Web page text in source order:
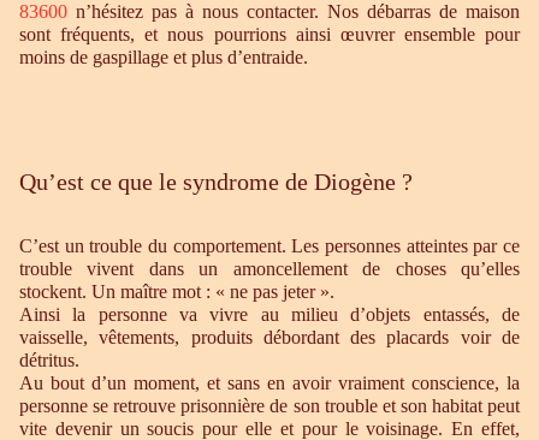
83600 n’hésitez pas à nous contacter. Nos débarras de maison
sont fréquents, et nous pourrions ainsi œuvrer ensemble pour
moins de gaspillage et plus d’entraide.
Qu’est ce que le syndrome de Diogène ?
C’est un trouble du comportement. Les personnes atteintes par ce
trouble vivent dans un amoncellement de choses qu’elles
stockent. Un maître mot : « ne pas jeter ».
Ainsi la personne va vivre au milieu d’objets entassés, de
vaisselle, vêtements, produits débordant des placards voir de
détritus.
Au bout d’un moment, et sans en avoir vraiment conscience, la
personne se retrouve prisonnière de son trouble et son habitat peut
vite devenir un soucis pour elle et pour le voisinage. En effet,